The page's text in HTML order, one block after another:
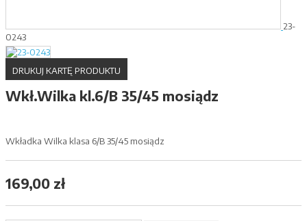
23-
0243
DRUKUJ KARTĘ PRODUKTU
Wkł.Wilka kl.6/B 35/45 mosiądz
Wkładka Wilka klasa 6/B 35/45 mosiądz
169,00 zł